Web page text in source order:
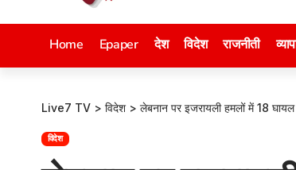
Home Epaper देश विदेश राजनीती
Live7 TV > विदेश > लेबनान पर इजरायली हमलों में 18 घायल
विदेश